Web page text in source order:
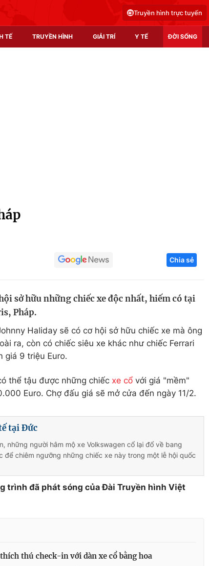
Truyền hình trực tuyến
TẾ TRUYỀN HÌNH GIẢI TRÍ Y TẾ ĐỜI SỐNG
Học trực tuyến
Công nghệ
Sản phẩm
Tư vấn
Chia sẻ
sở hữu những chiếc xe độc nhất, hiếm có tại
Pháp.
Haliday sẽ có cơ hội sở hữu chiếc xe mà ông
ra, còn có chiếc siêu xe khác như chiếc Ferrari
giá 9 triệu Euro.
thể tậu được những chiếc xe cổ với giá "mềm"
Euro. Chợ đấu giá sẽ mở cửa đến ngày 11/2.
tại Đức
những người hâm mộ xe Volkswagen cổ lại đổ về bang
để chiêm ngưỡng những chiếc xe này trong một lễ hội quốc
trình đã phát sóng của Đài Truyền hình Việt
thú check-in với dàn xe cổ bằng hoa